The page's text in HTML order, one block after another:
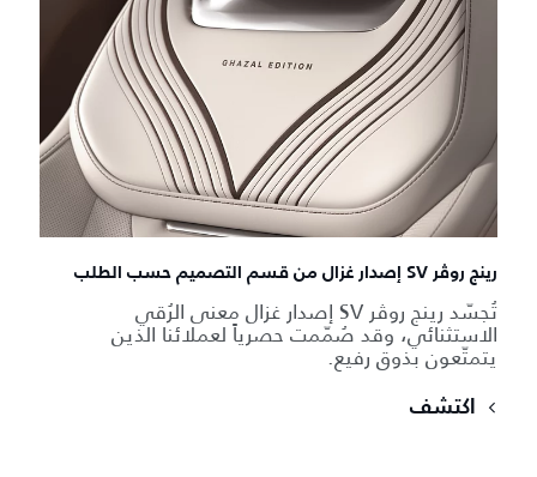
رينج روڤر SV إصدار غزال من قسم التصميم حسب الطلب
تُجسّد رينج روڤر SV إصدار غزال معنى الرُقي
الاستثنائي، وقد صُمّمت حصرياً لعملائنا الذين
يتمتّعون بذوق رفيع.
اكتشف